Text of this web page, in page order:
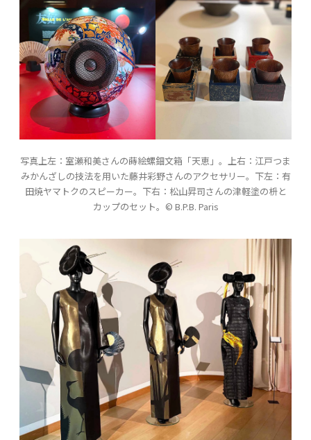
写真上左：室瀬和美さんの蒔絵螺鈿文箱「天恵」。上右：江戸つま
みかんざしの技法を用いた藤井彩野さんのアクセサリー。下左：有
田焼ヤマトクのスピーカー。下右：松山昇司さんの津軽塗の枡と
カップのセット。© B.P.B. Paris